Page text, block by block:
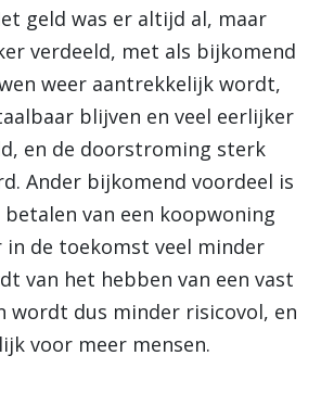
geld was er altijd al, maar
verdeeld, met als bijkomend
weer aantrekkelijk wordt,
blijven en veel eerlijker
en de doorstroming sterk
Ander bijkomend voordeel is
van een koopwoning
in de toekomst veel minder
van het hebben van een vast
wordt dus minder risicovol, en
voor meer mensen.